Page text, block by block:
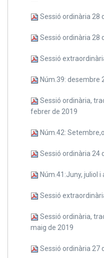
Sessió ordinària 28
Sessió ordinària 28
Sessió
Núm.39: desembre
Sessió ordinària,
febrer de 2019
Núm.42:
Sessió ordinària 24
Núm.41:Juny, juliol i
Sessió
Sessió ordinària,
maig de 2019
Sessió ordinària 27